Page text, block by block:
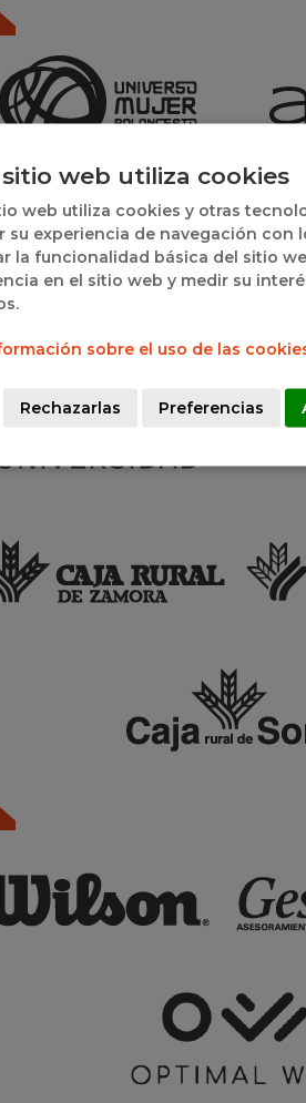
sitio web utiliza cookies
web utiliza cookies y otras
su experiencia de navegación con
la funcionalidad básica del sitio
en el sitio web y medir su
sobre el uso de las
Rechazarlas Preferencias